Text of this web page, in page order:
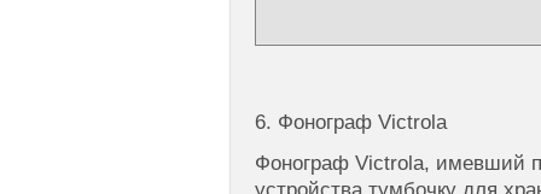
6. Фонограф Victrola
Фонограф Victrola, имевший